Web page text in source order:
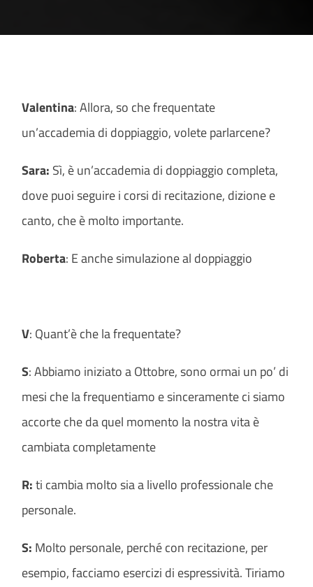
Valentina: Allora, so che frequentate
un’accademia di doppiaggio, volete parlarcene?
Sara: Sì, è un’accademia di doppiaggio completa,
dove puoi seguire i corsi di recitazione, dizione e
canto, che è molto importante.
Roberta: E anche simulazione al doppiaggio
V: Quant’è che la frequentate?
S: Abbiamo iniziato a Ottobre, sono ormai un po’ di
mesi che la frequentiamo e sinceramente ci siamo
accorte che da quel momento la nostra vita è
cambiata completamente
R:ti cambia molto sia a livello professionale che
personale.
S: Molto personale, perché con recitazione, per
esempio, facciamo esercizi di espressività. Tiriamo